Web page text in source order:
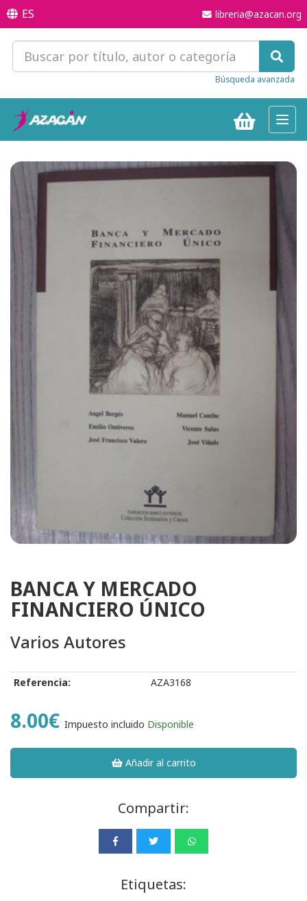
ES libreria@azacan.org
Búsqueda avanzada
BANCA Y MERCADO
FINANCIERO ÚNICO
Varios Autores
Referencia: AZA3168
8.00€ Impuesto incluido Disponible
Añadir al carrito
Compartir:
Etiquetas: